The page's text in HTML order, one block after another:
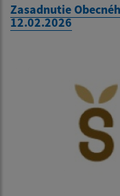
Zasadnutie
12.02.2026